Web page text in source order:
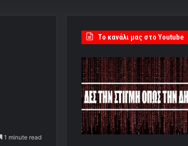
1 minute read
Tο κανάλι μας στο Youtube